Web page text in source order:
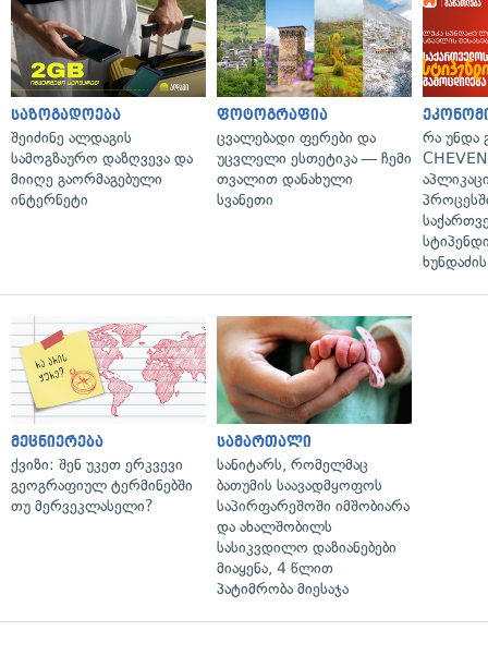
საზოგადოება
შეიძინე ალდაგის
სამოგზაურო დაზღვევა და
მიიღე გაორმაგებული
ინტერნეტი
ფოტოგრაფია
ცვალებადი ფერები და
უცვლელი ესთეტიკა — ჩემი
თვალით დანახული
სვანეთი
რა უნდა
მეცნიერება
ქვიზი: შენ უკეთ ერკვევი
გეოგრაფიულ ტერმინებში
თუ მერვეკლასელი?
სამართალი
სანიტარს, რომელმაც
ბათუმის საავადმყოფოს
საპირფარეშოში იმშობიარა
და ახალშობილს
სასიკვდილო დაზიანებები
მიაყენა, 4 წლით
პატიმრობა მიესაჯა